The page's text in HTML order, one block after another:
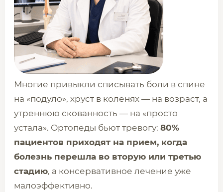
Многие привыкли списывать боли в спине
на «подуло», хруст в коленях — на возраст, а
утреннюю скованность — на «просто
устала». Ортопеды бьют тревогу: 80%
пациентов приходят на прием, когда
болезнь перешла во вторую или третью
стадию, а консервативное лечение уже
малоэффективно.